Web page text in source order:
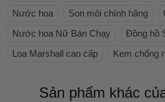
Nước hoa Son môi chính hãng
Nước hoa Nữ Bán Chạy
Đồng hồ
Loa Marshall cao cấp
Kem chống
Sản phẩm khác